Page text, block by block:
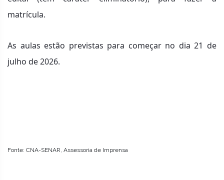
matrícula.
As aulas estão previstas para começar no dia 21 de
julho de 2026.
Fonte: CNA-SENAR, Assessoria de Imprensa